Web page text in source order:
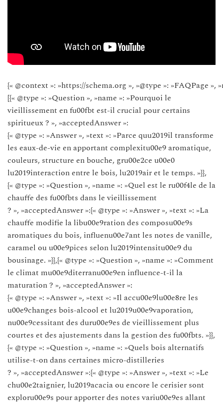
{« @context »: »https://schema.org », »@type »: »FAQPage »,
[{« @type »: »Question », »name »: »Pourquoi le
vieillissement en fu00fbt est-il crucial pour certains
spiritueux ? », »acceptedAnswer »:
{« @type »: »Answer », »text »: »Parce quu2019il transforme
les eaux-de-vie en apportant complexitu00e9 aromatique,
couleurs, structure en bouche, gru00e2ce u00e0
lu2019interaction entre le bois, lu2019air et le temps. »}},
{« @type »: »Question », »name »: »Quel est le ru00f4le de la
chauffe des fu00fbts dans le vieillissement
? », »acceptedAnswer »:{« @type »: »Answer », »text »: »La
chauffe modifie la libu00e9ration des composu00e9s
aromatiques du bois, influenu00e7ant les notes de vanille,
caramel ou u00e9pices selon lu2019intensitu00e9 du
bousinage. »}},{« @type »: »Question », »name »: »Comment
le climat mu00e9diterranu00e9en influence-t-il la
maturation ? », »acceptedAnswer »:
{« @type »: »Answer », »text »: »Il accu00e9lu00e8re les
u00e9changes bois-alcool et lu2019u00e9vaporation,
nu00e9cessitant des duru00e9es de vieillissement plus
courtes et des ajustements dans la gestion des fu00fbts. »}},
{« @type »: »Question », »name »: »Quels bois alternatifs
utilise-t-on dans certaines micro-distilleries
? », »acceptedAnswer »:{« @type »: »Answer », »text »: »Le
chu00e2taignier, lu2019acacia ou encore le cerisier sont
exploru00e9s pour apporter des notes variu00e9es allant